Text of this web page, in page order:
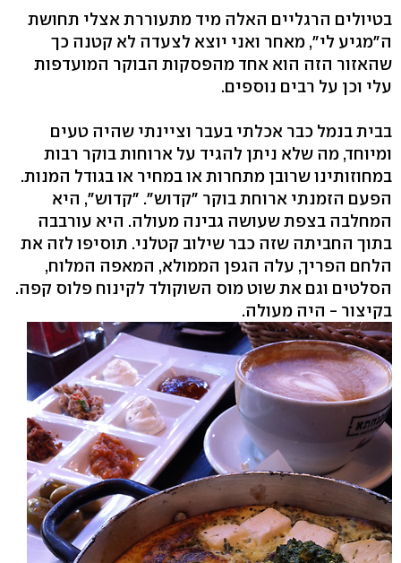
בטיולים הרגליים האלה מיד מתעוררת אצלי תחושת
ה"מגיע לי", מאחר ואני יוצא לצעדה לא קטנה כך
שהאזור הזה הוא אחד מהפסקות הבוקר המועדפות
עלי וכן על רבים נוספים.
בבית בנמל כבר אכלתי בעבר וציינתי שהיה טעים
ומיוחד, מה שלא ניתן להגיד על ארוחות בוקר רבות
במחוזותינו שרובן מתחרות או במחיר או בגודל המנות.
הפעם הזמנתי ארוחת בוקר "קדוש". "קדוש", היא
המחלבה בצפת שעושה גבינה מעולה. היא עורבבה
בתוך החביתה שזה כבר שילוב קטלני. תוסיפו לזה את
הלחם הפריך, עלה הגפן הממולא, המאפה המלוח,
הסלטים וגם את שוט מוס השוקולד לקינוח פלוס קפה.
בקיצור - היה מעולה.